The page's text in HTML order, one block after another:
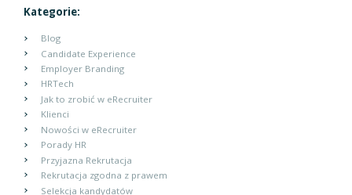
Kategorie:
Blog
Candidate Experience
Employer Branding
HRTech
Jak to zrobić w eRecruiter
Klienci
Nowości w eRecruiter
Porady HR
Przyjazna Rekrutacja
Rekrutacja zgodna z prawem
Selekcja kandydatów